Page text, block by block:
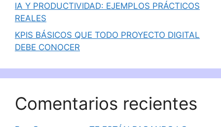
IA Y PRODUCTIVIDAD: EJEMPLOS PRÁCTICOS
REALES
KPIS BÁSICOS QUE TODO PROYECTO DIGITAL
DEBE CONOCER
Comentarios recientes